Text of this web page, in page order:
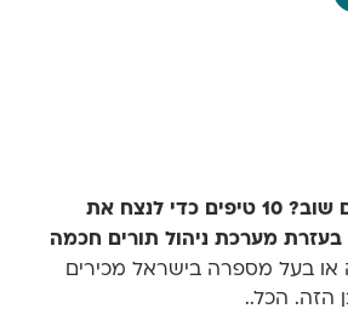
הלקוח הבריז לכם שוב? 10 טיפים כדי לנצח את
בעזרת מערכת ניהול תורים חכמה
או בעל מספרה בישראל מכירים
הזה. הכל..